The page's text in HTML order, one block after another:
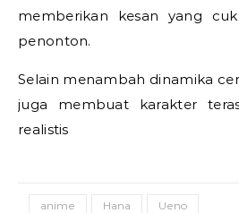
memberikan kesan yang
penonton.
Selain menambah dinamika
juga membuat karakter
realistis
anime Hana Ueno